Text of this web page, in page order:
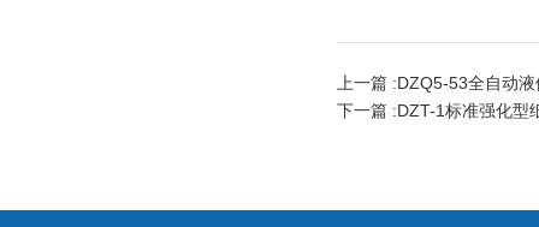
上一篇 :DZQ5-53全自动
下一篇 :DZT-1标准强化型